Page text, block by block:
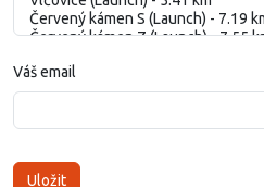
Váš email